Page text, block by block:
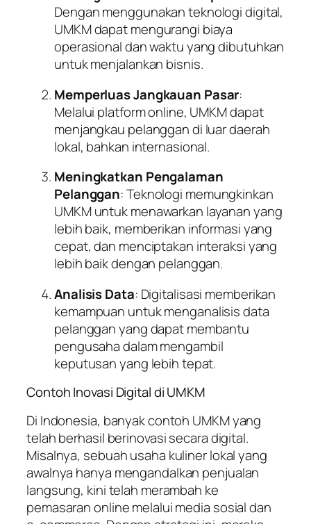
Dengan menggunakan teknologi digital,
UMKM dapat mengurangi biaya
operasional dan waktu yang dibutuhkan
untuk menjalankan bisnis.
Memperluas Jangkauan Pasar:
Melalui platform online, UMKM dapat
menjangkau pelanggan di luar daerah
lokal, bahkan internasional.
Meningkatkan Pengalaman
Pelanggan: Teknologi memungkinkan
UMKM untuk menawarkan layanan yang
lebih baik, memberikan informasi yang
cepat, dan menciptakan interaksi yang
lebih baik dengan pelanggan.
Analisis Data: Digitalisasi memberikan
kemampuan untuk menganalisis data
pelanggan yang dapat membantu
pengusaha dalam mengambil
keputusan yang lebih tepat.
Contoh Inovasi Digital di UMKM
Di Indonesia, banyak contoh UMKM yang
telah berhasil berinovasi secara digital.
Misalnya, sebuah usaha kuliner lokal yang
awalnya hanya mengandalkan penjualan
langsung, kini telah merambah ke
pemasaran online melalui media sosial dan